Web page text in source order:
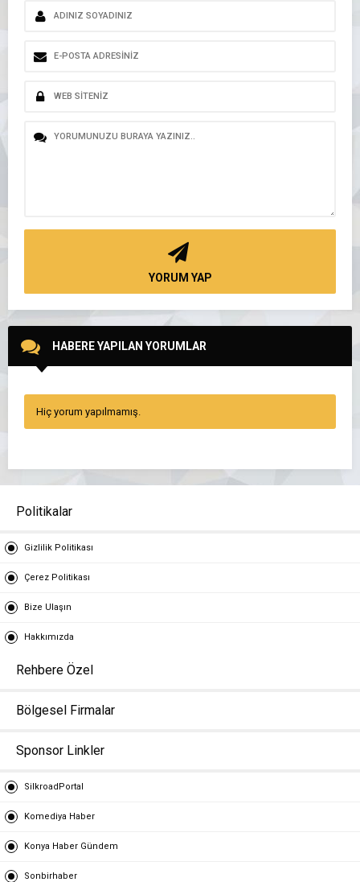
YORUM YAP
HABERE YAPILAN YORUMLAR
Hiç yorum yapılmamış.
Politikalar
Gizlilik Politikası
Çerez Politikası
Bize Ulaşın
Hakkımızda
Rehbere Özel
Bölgesel Firmalar
Sponsor Linkler
SilkroadPortal
Komediya Haber
Konya Haber Gündem
Sonbirhaber